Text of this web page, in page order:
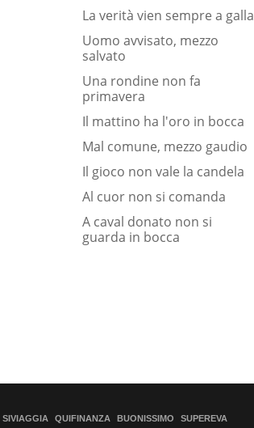
La verità vien sempre a galla
Uomo avvisato, mezzo
salvato
Una rondine non fa
primavera
Il mattino ha l'oro in bocca
Mal comune, mezzo gaudio
Il gioco non vale la candela
Al cuor non si comanda
A caval donato non si
guarda in bocca
SIVIAGGIA QUIFINANZA BUONISSIMO SUPEREVA